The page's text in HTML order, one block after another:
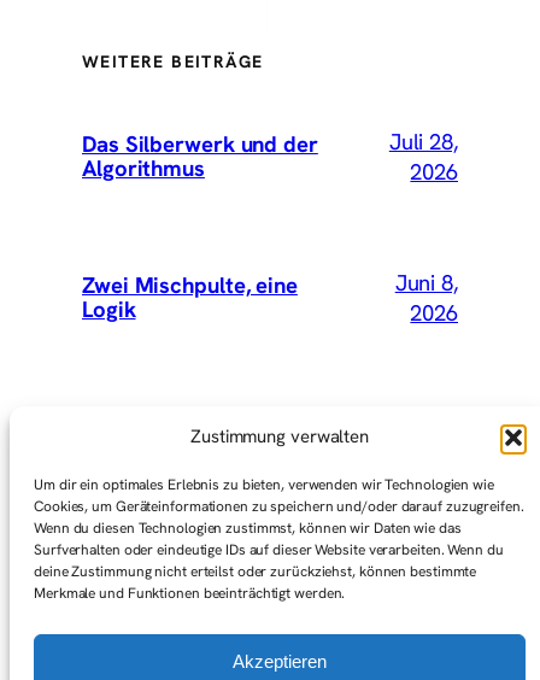
Zustimmung verwalten
Um dir ein optimales Erlebnis zu bieten, verwenden wir Technologien wie
Cookies, um Geräteinformationen zu speichern und/oder darauf zuzugreifen.
Wenn du diesen Technologien zustimmst, können wir Daten wie das
Surfverhalten oder eindeutige IDs auf dieser Website verarbeiten. Wenn du
deine Zustimmung nicht erteilst oder zurückziehst, können bestimmte
Merkmale und Funktionen beeinträchtigt werden.
Akzeptieren
WEITERE BEITRÄGE
Das Silberwerk und der
Algorithmus
Juli 28,
2026
Zwei Mischpulte, eine
Logik
Juni 8,
2026
Wir hätten Vey mitnehmen
Graswurzelbewegungen
(Gedanken zum ersten Mai)
Mai 1,